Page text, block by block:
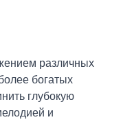
различных
богатых
глубокую
и